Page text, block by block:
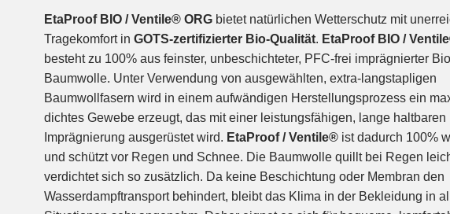
EtaProof BIO / Ventile® ORG bietet natürlichen Wetterschutz mit
Tragekomfort in GOTS-zertifizierter Bio-Qualität. EtaProof BIO /
besteht zu 100% aus feinster, unbeschichteter, PFC-frei imprägnierter
Baumwolle. Unter Verwendung von ausgewählten, extra-langstapligen
Baumwollfasern wird in einem aufwändigen Herstellungsprozess ein
dichtes Gewebe erzeugt, das mit einer leistungsfähigen, lange haltbaren
Imprägnierung ausgerüstet wird. EtaProof / Ventile® ist dadurch 100%
und schützt vor Regen und Schnee. Die Baumwolle quillt bei Regen
verdichtet sich so zusätzlich. Da keine Beschichtung oder Membran den
Wasserdampftransport behindert, bleibt das Klima in der Bekleidung in